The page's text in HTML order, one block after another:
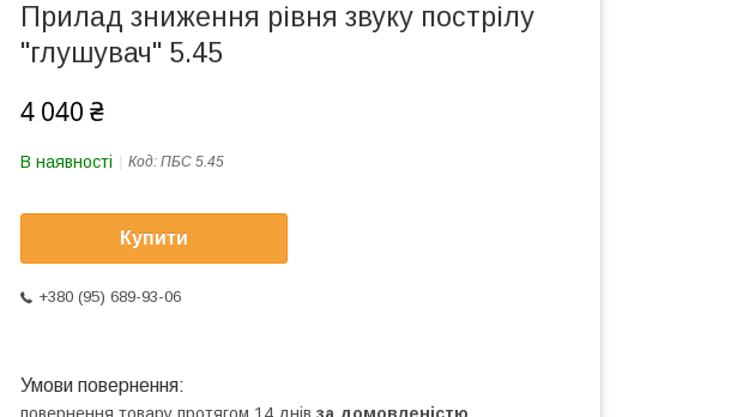
Прилад зниження рівня звуку пострілу
"глушувач" 5.45
4 040 ₴
В наявності Код: ПБС 5.45
Купити
+380 (95) 689-93-06
повернення товару протягом 14 днів за домовленістю